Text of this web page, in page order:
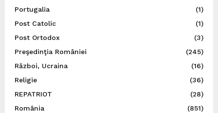
Portugalia
(1)
Post Catolic
(1)
Post Ortodox
(3)
Preşedinţia României
(245)
Război, Ucraina
(16)
Religie
(36)
REPATRIOT
(28)
România
(851)